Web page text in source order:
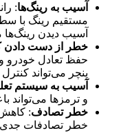
آسیب به رینگ‌ها:
مستقیم رینگ با
آسیب دیدن
خطر از دست دادن
حفظ تعادل خودرو و
پنچر می‌تواند
آسیب به سیستم
و ترمزها می‌تواند
خطر تصادف: کاهش
خطر تصادفات جدی